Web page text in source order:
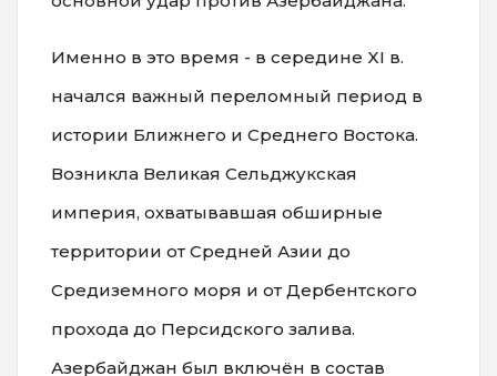
Именно в это время - в середине XI в.
начался важный переломный период в
истории Ближнего и Среднего Востока.
Возникла Великая Сельджукская
империя, охватывавшая обширные
территории от Средней Азии до
Средиземного моря и от Дербентского
прохода до Персидского залива.
Азербайджан был включён в состав